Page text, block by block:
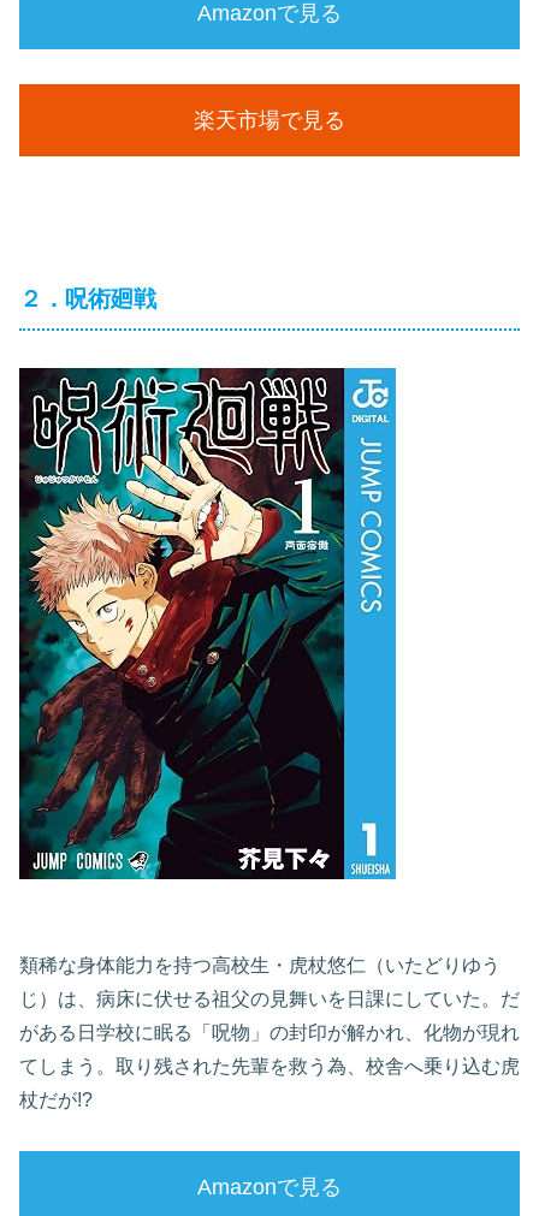
Amazonで見る
楽天市場で見る
２．呪術廻戦
類稀な身体能力を持つ高校生・虎杖悠仁（いたどりゆう
じ）は、病床に伏せる祖父の見舞いを日課にしていた。だ
がある日学校に眠る「呪物」の封印が解かれ、化物が現れ
てしまう。取り残された先輩を救う為、校舎へ乗り込む虎
杖だが!?
Amazonで見る